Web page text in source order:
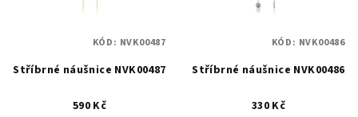
o
Stříbrné náušnice NVK00487
590 Kč
KÓD: NVK00487
Stříbrné náušnice NVK00486
330 Kč
KÓD: NVK00486